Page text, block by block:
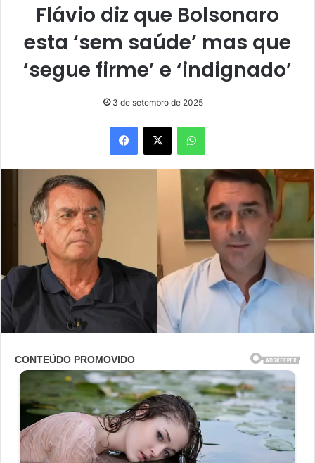
Flávio diz que Bolsonaro
esta ‘sem saúde’ mas que
‘segue firme’ e ‘indignado’
3 de setembro de 2025
Facebook
X WhatsApp